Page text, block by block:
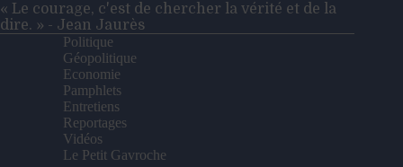
« Le courage, c'est de chercher la vérité et de la
dire. » - Jean Jaurès
Politique
Géopolitique
Economie
Pamphlets
Entretiens
Reportages
Vidéos
Le Petit Gavroche